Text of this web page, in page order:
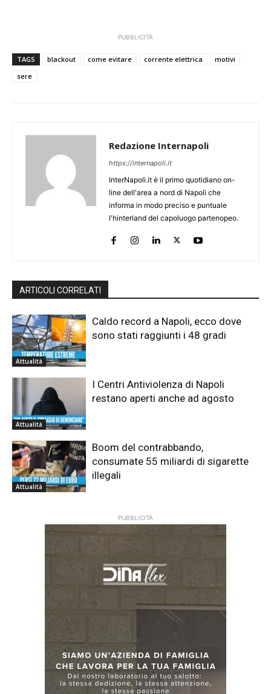
PUBBLICITÀ
TAGS blackout come evitare corrente elettrica
motivi
sere
Redazione Internapoli
https://internapoli.it
InterNapoli.it è il primo quotidiano on-
line dell'area a nord di Napoli che
informa in modo preciso e puntuale
l'hinterland del capoluogo partenopeo.
ARTICOLI CORRELATI
Attualità
Caldo record a Napoli, ecco dove
sono stati raggiunti i 48 gradi
Attualità
I Centri Antiviolenza di Napoli
restano aperti anche ad agosto
Attualità
Boom del contrabbando,
consumate 55 miliardi di sigarette
illegali
PUBBLICITÀ